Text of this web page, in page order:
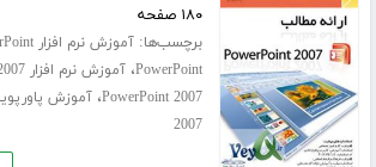
۱۸۰ صفحه
برچسب‌ها:آموزش نرم افزار PowerPoint
PowerPoint،آموزش نرم افزار PowerPoint 2007
PowerPoint 2007،آموزش
2007